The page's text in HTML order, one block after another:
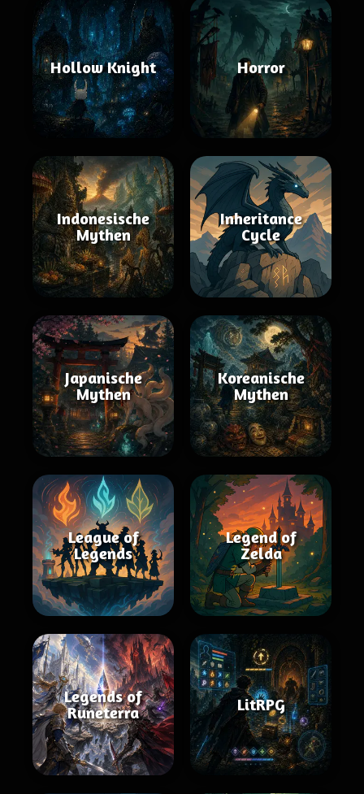
Hollow Knight Horror
Indonesische
Mythen
Inheritance
Cycle
Japanische
Mythen
Koreanische
Mythen
League of
Legends
Legend of
Zelda
Legends of
Runeterra
LitRPG